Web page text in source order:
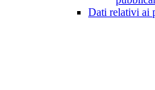
Dati relativi ai